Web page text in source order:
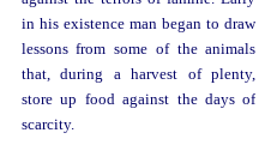
in his existence man began to draw
lessons from some of the animals
that, during a harvest of plenty,
store up food against the days of
scarcity.